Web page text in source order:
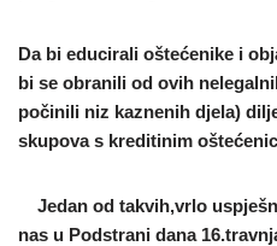
Da bi educirali oštećenike i
bi se obranili od ovih
počinili niz kaznenih djela)
skupova s kreditinim
Jedan od takvih,vrlo
nas u Podstrani dana